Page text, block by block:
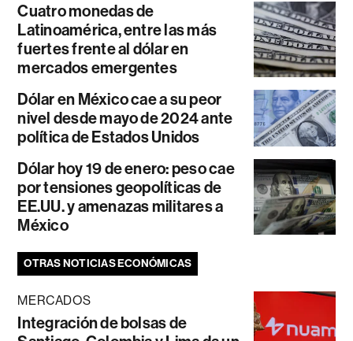
Cuatro monedas de
Latinoamérica, entre las más
fuertes frente al dólar en
mercados emergentes
Dólar en México cae a su peor
nivel desde mayo de 2024 ante
política de Estados Unidos
Dólar hoy 19 de enero: peso cae
por tensiones geopolíticas de
EE.UU. y amenazas militares a
México
OTRAS NOTICIAS ECONÓMICAS
MERCADOS
Integración de bolsas de